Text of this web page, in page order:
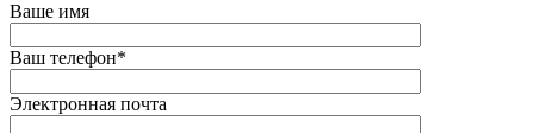
Ваше имя
Ваш телефон*
Электронная почта